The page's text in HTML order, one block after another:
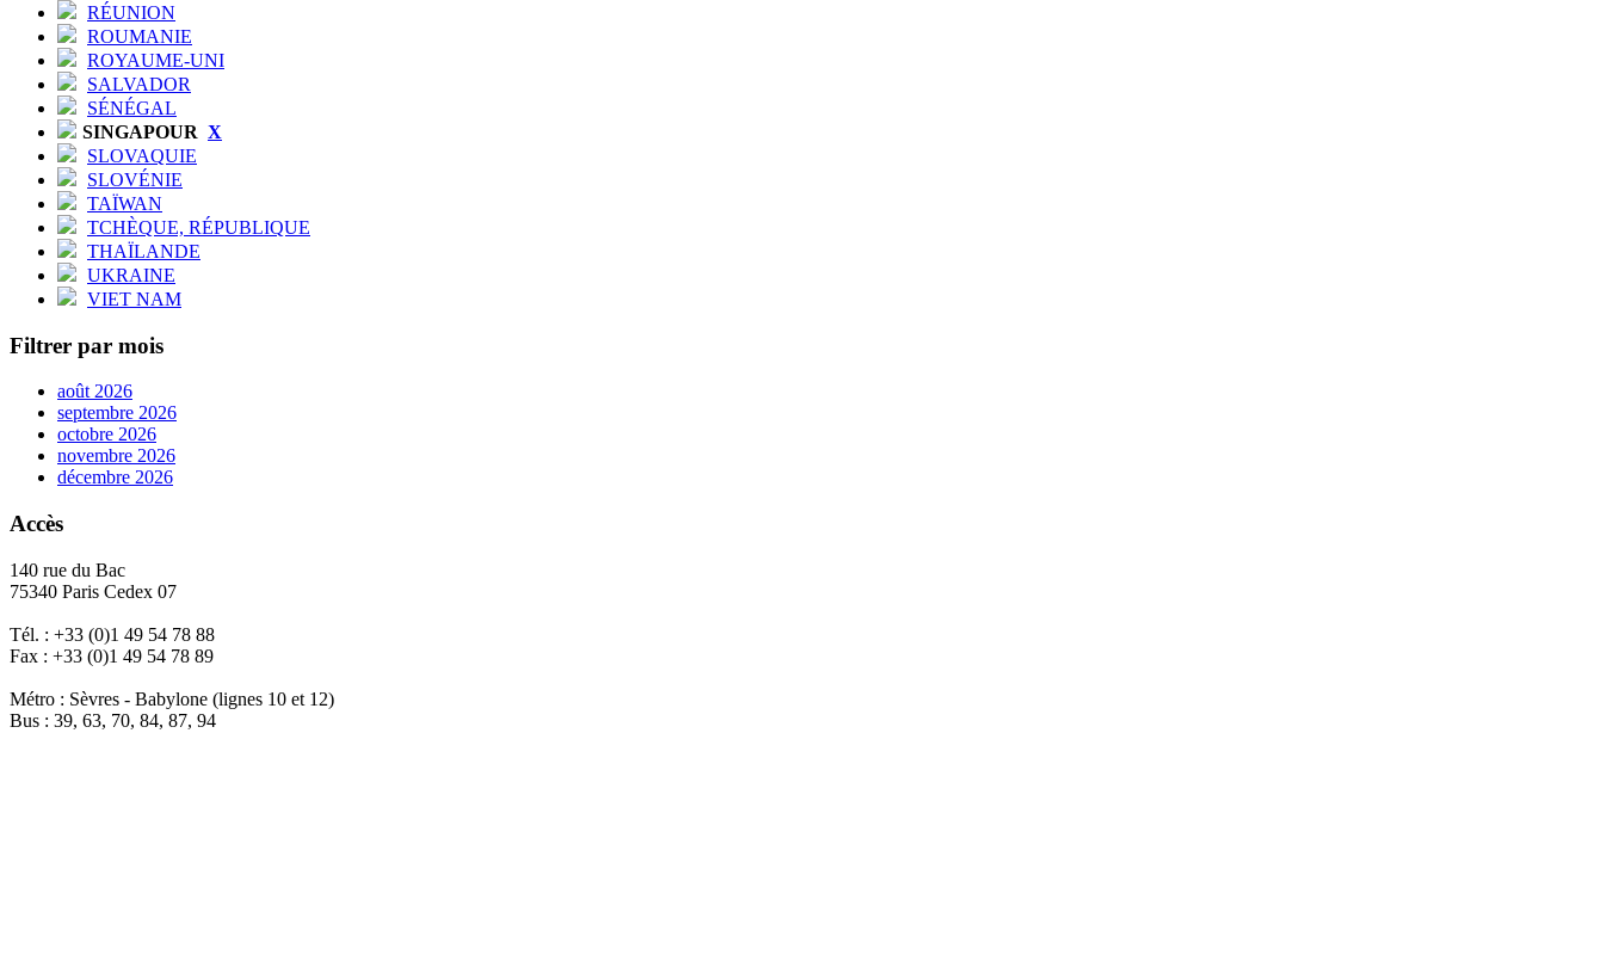
RÉUNION
ROUMANIE
ROYAUME-UNI
SALVADOR
SÉNÉGAL
SINGAPOUR X
SLOVAQUIE
SLOVÉNIE
TAÏWAN
TCHÈQUE, RÉPUBLIQUE
THAÏLANDE
UKRAINE
VIET NAM
Filtrer par mois
août 2026
septembre 2026
octobre 2026
novembre 2026
décembre 2026
Accès
140 rue du Bac
75340 Paris Cedex 07
Tél. : +33 (0)1 49 54 78 88
Fax : +33 (0)1 49 54 78 89
Métro : Sèvres - Babylone (lignes 10 et 12)
Bus : 39, 63, 70, 84, 87, 94